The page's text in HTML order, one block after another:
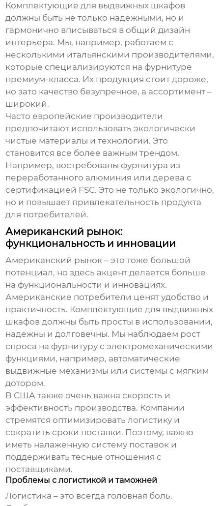
Комплектующие для выдвижных шкафов
должны быть не только надежными, но и
гармонично вписываться в общий дизайн
интерьера. Мы, например, работаем с
несколькими итальянскими производителями,
которые специализируются на фурнитуре
премиум-класса. Их продукция стоит дороже,
но зато качество безупречное, а ассортимент –
широкий.
Часто европейские производители
предпочитают использовать экологически
чистые материалы и технологии. Это
становится все более важным трендом.
Например, востребованы фурнитура из
переработанного алюминия или дерева с
сертификацией FSC. Это не только экологично,
но и повышает привлекательность продукта
для потребителей.
Американский рынок:
функциональность и инновации
Американский рынок – это тоже большой
потенциал, но здесь акцент делается больше
на функциональности и инновациях.
Американские потребители ценят удобство и
практичность. Комплектующие для выдвижных
шкафов должны быть просты в использовании,
надежны и долговечны. Мы наблюдаем рост
спроса на фурнитуру с электромеханическими
функциями, например, автоматические
выдвижные механизмы или системы с мягким
дотором.
В США также очень важна скорость и
эффективность производства. Компании
стремятся оптимизировать логистику и
сократить сроки поставки. Поэтому, важно
иметь налаженную систему поставок и
поддерживать тесные отношения с
поставщиками.
Проблемы с логистикой и таможней
Логистика – это всегда головная боль.